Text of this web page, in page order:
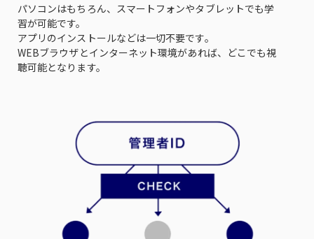
パソコンはもちろん、スマートフォンやタブレットでも学
習が可能です。
アプリのインストールなどは一切不要です。
WEBブラウザとインターネット環境があれば、どこでも視
聴可能となります。